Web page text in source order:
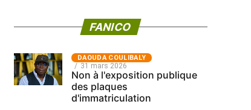
FANICO
‎DAOUDA COULIBALY
31 mars 2026
Non à l'exposition publique
des plaques
d'immatriculation